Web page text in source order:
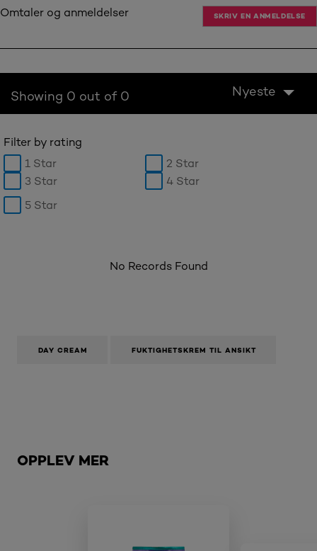
Omtaler og anmeldelser SKRIV EN ANMELDELSE
Showing 0 out of 0 Nyeste
Filter by rating
1 Star
2 Star
3 Star
4 Star
5 Star
No Records Found
DAY CREAM FUKTIGHETSKREM TIL ANSIKT
OPPLEV MER